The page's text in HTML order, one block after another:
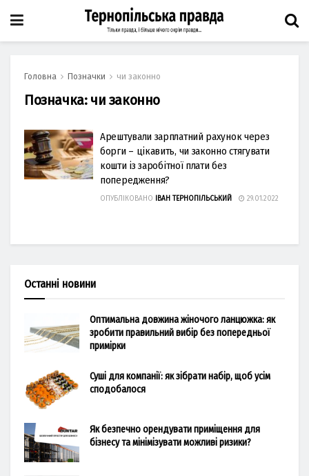
Головна Позначки чи законно
Позначка: чи законно
Арештували зарплатний рахунок через
борги – цікавить, чи законно стягувати
кошти із заробітної плати без
попередження?
ОПУБЛІКОВАНО ІВАН ТЕРНОПІЛЬСЬКИЙ 29.01.2022
Останні новини
Оптимальна довжина жіночого ланцюжка: як
зробити правильний вибір без попередньої
примірки
Суші для компанії: як зібрати набір, щоб усім
сподобалося
Як безпечно орендувати приміщення для
бізнесу та мінімізувати можливі ризики?